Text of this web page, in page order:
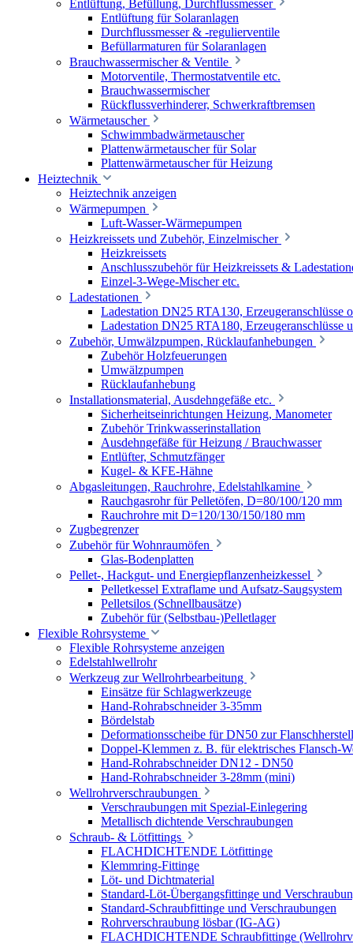
Entlüftung, Befüllung, Durchflussmesser
Entlüftung für Solaranlagen
Durchflussmesser & -regulierventile
Befüllarmaturen für Solaranlagen
Brauchwassermischer & Ventile
Motorventile, Thermostatventile etc.
Brauchwassermischer
Rückflussverhinderer, Schwerkraftbremsen
Wärmetauscher
Schwimmbadwärmetauscher
Plattenwärmetauscher für Solar
Plattenwärmetauscher für Heizung
Heiztechnik
Heiztechnik anzeigen
Wärmepumpen
Luft-Wasser-Wärmepumpen
Heizkreissets und Zubehör, Einzelmischer
Heizkreissets
Anschlusszubehör für Heizkreissets &
Einzel-3-Wege-Mischer etc.
Ladestationen
Ladestation DN25 RTA130, Erzeugeranschlüsse
Ladestation DN25 RTA180, Erzeugeranschlüsse
Zubehör, Umwälzpumpen, Rücklaufanhebungen
Zubehör Holzfeuerungen
Umwälzpumpen
Rücklaufanhebung
Installationsmaterial, Ausdehngefäße etc.
Sicherheitseinrichtungen Heizung, Manometer
Zubehör Trinkwasserinstallation
Ausdehngefäße für Heizung / Brauchwasser
Entlüfter, Schmutzfänger
Kugel- & KFE-Hähne
Abgasleitungen, Rauchrohre, Edelstahlkamine
Rauchgasrohr für Pelletöfen, D=80/100/120 mm
Rauchrohre mit D=120/130/150/180 mm
Zugbegrenzer
Zubehör für Wohnraumöfen
Glas-Bodenplatten
Pellet-, Hackgut- und Energiepflanzenheizkessel
Pelletkessel Extraflame und Aufsatz-Saugsystem
Pelletsilos (Schnellbausätze)
Zubehör für (Selbstbau-)Pelletlager
Flexible Rohrsysteme
Flexible Rohrsysteme anzeigen
Edelstahlwellrohr
Werkzeug zur Wellrohrbearbeitung
Einsätze für Schlagwerkzeuge
Hand-Rohrabschneider 3-35mm
Bördelstab
Deformationsscheibe für DN50 zur
Doppel-Klemmen z. B. für elektrisches Flansch-
Hand-Rohrabschneider DN12 - DN50
Hand-Rohrabschneider 3-28mm (mini)
Wellrohrverschraubungen
Verschraubungen mit Spezial-Einlegering
Metallisch dichtende Verschraubungen
Schraub- & Lötfittings
FLACHDICHTENDE Lötfittinge
Klemmring-Fittinge
Löt- und Dichtmaterial
Standard-Löt-Übergangsfittinge und
Standard-Schraubfittinge und Verschraubungen
Rohrverschraubung lösbar (IG-AG)
FLACHDICHTENDE Schraubfittinge